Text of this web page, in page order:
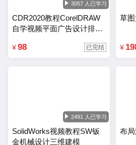
3057 人已学习
CDR2020教程CorelDRAW
自学视频平面广告设计排版
¥ 98 已完结
草
¥
2491 人已学习
SolidWorks视频教程SW钣
金机械设计三维建模
布